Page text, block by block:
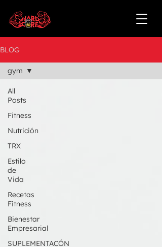
BLOG
All
Posts
Fitness
Nutrición
TRX
Estilo
de
Vida
Recetas
Fitness
Bienestar
Empresarial
SUPLEMENTACÓN
gym